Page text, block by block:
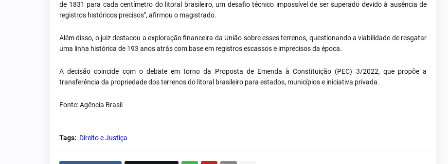
de 1831 para cada centímetro do litoral brasileiro, um desafio técnico impossível de ser superado devido à ausência de
registros históricos precisos", afirmou o magistrado.
Além disso, o juiz destacou a exploração financeira da União sobre esses terrenos, questionando a viabilidade de resgatar
uma linha histórica de 193 anos atrás com base em registros escassos e imprecisos da época.
A decisão coincide com o debate em torno da Proposta de Emenda à Constituição (PEC) 3/2022, que propõe a
transferência da propriedade dos terrenos do litoral brasileiro para estados, municípios e iniciativa privada.
Fonte: Agência Brasil
Tags: Direito e Justiça